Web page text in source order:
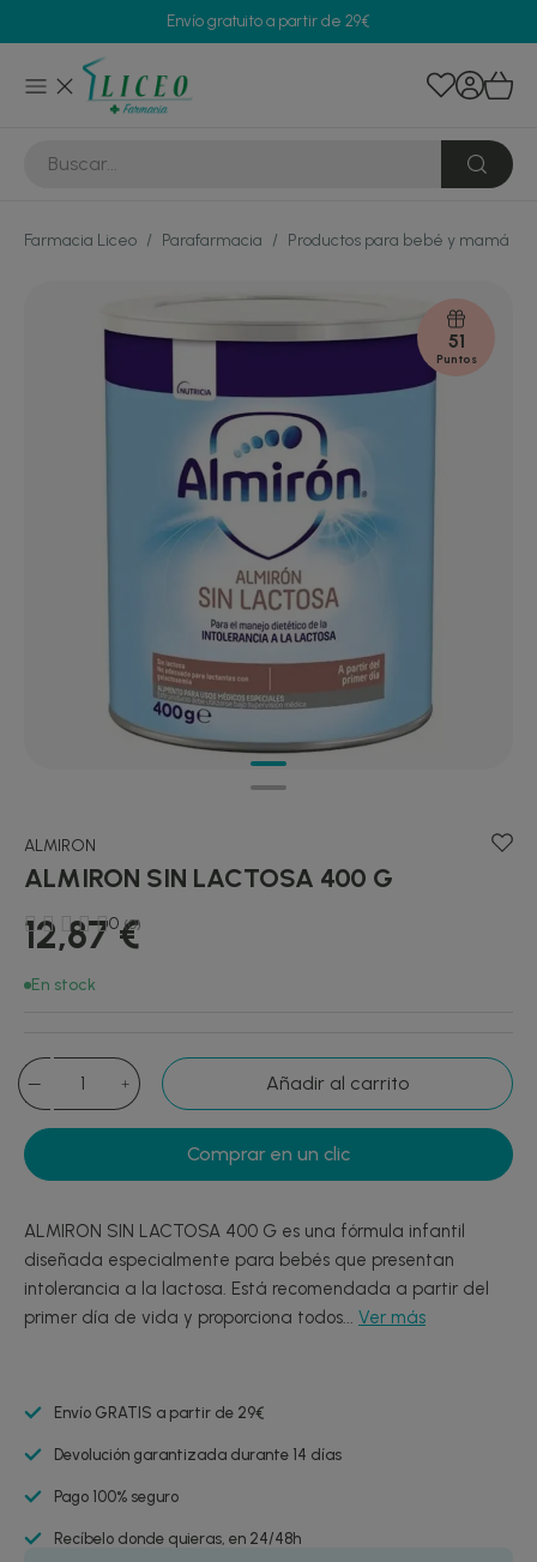
Envío gratuito a partir de 29€
Farmacia Liceo / Parafarmacia / Productos para bebé y mamá
51
Puntos
ALMIRON
ALMIRON SIN LACTOSA 400 G
12,87 €
0 (0)
En stock
Añadir al carrito
Comprar en un clic
ALMIRON SIN LACTOSA 400 G es una fórmula infantil
diseñada especialmente para bebés que presentan
intolerancia a la lactosa. Está recomendada a partir del
primer día de vida y proporciona todos... Ver más
Envío GRATIS a partir de 29€
Devolución garantizada durante 14 días
Pago 100% seguro
Recíbelo donde quieras, en 24/48h